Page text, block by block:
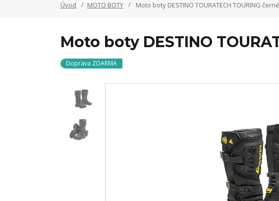
Úvod MOTO BOTY Moto boty DESTINO TOURATECH TOURING černé
Moto boty DESTINO
Doprava ZDARMA